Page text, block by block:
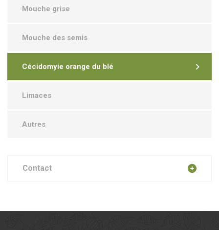
Mouche grise
Mouche des semis
Cécidomyie orange du blé
Limaces
Autres
Contact